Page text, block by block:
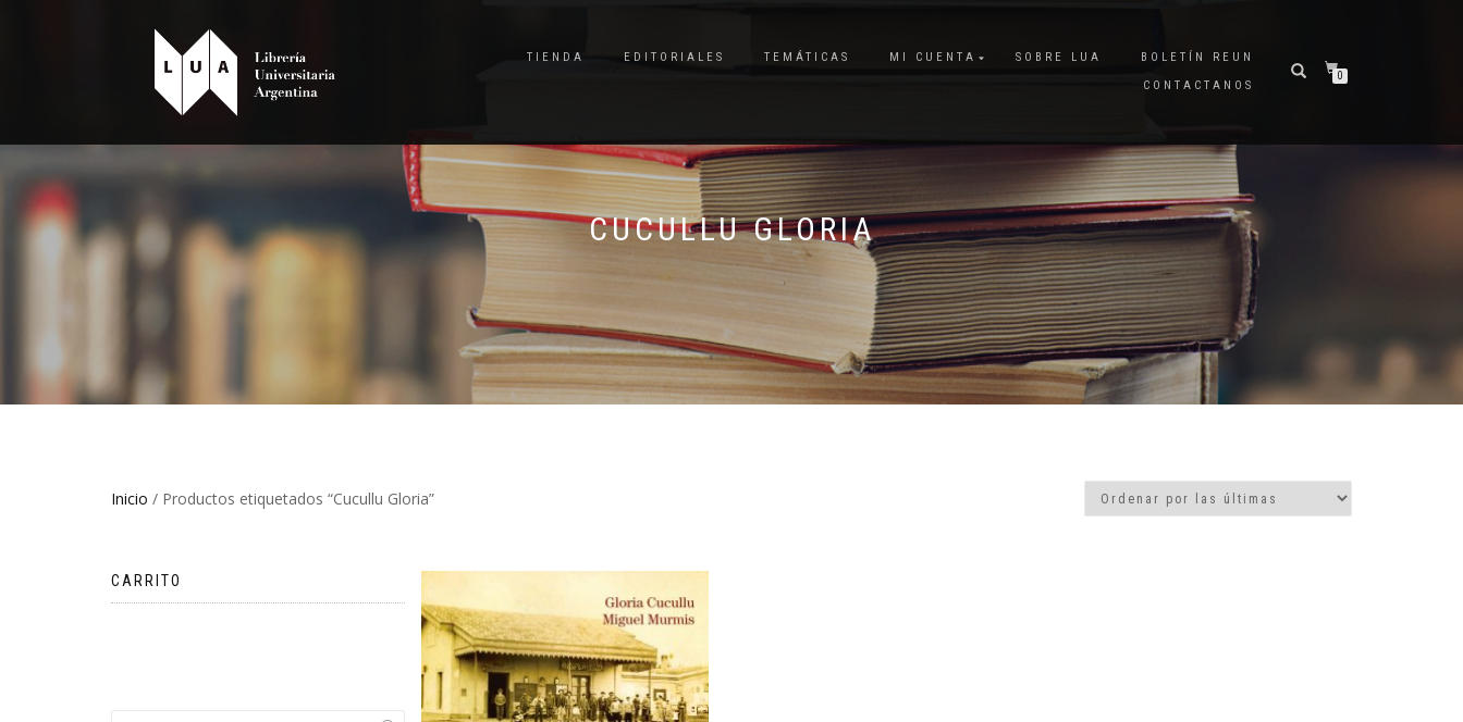
TIENDA EDITORIALES TEMÁTICAS MI CUENTA SOBRE LUA
BOLETÍN REUN
CONTACTANOS
0
CUCULLU GLORIA
Inicio / Productos etiquetados “Cucullu Gloria”
CARRITO